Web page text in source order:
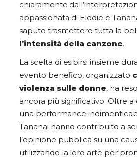
chiaramente
appassionata di Elodie e
saputo trasmettere tutta la
l’intensità della canzone.
La scelta di esibirsi insieme
evento benefico, organizzato
violenza sulle donne, ha
ancora più significativo. Oltre
una performance
Tananai hanno contribuito a
l’opinione pubblica su una
utilizzando la loro arte per